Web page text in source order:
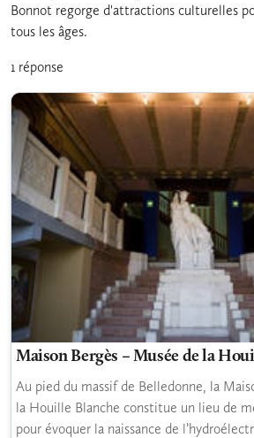
Bonnot regorge d'attractions culturelles
tous les âges.
1 réponse
Maison Bergès – Musée de la
Au pied du massif de Belledonne, la
la Houille Blanche constitue un lieu de
pour évoquer la naissance de